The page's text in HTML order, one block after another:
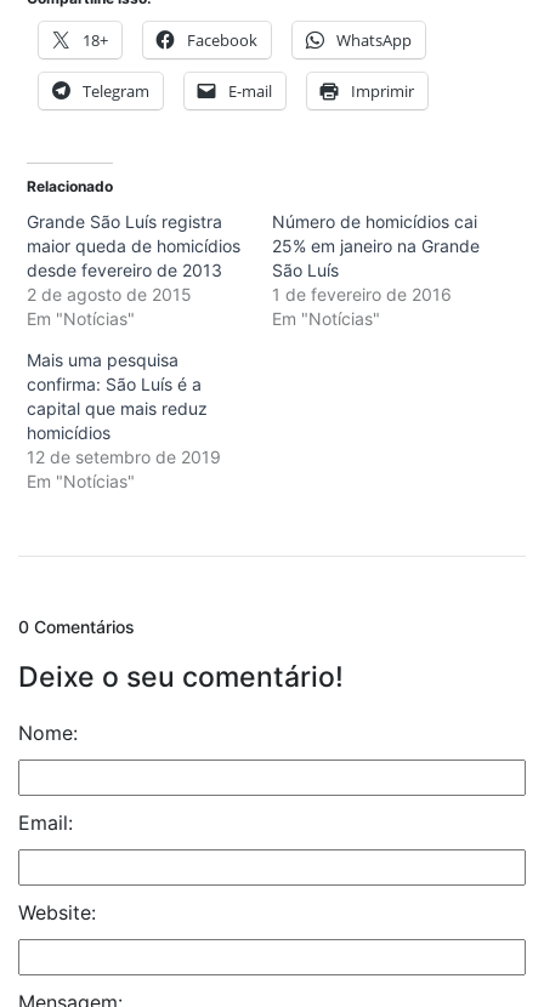
18+ Facebook WhatsApp
Telegram E-mail Imprimir
Relacionado
Grande São Luís registra
maior queda de homicídios
desde fevereiro de 2013
2 de agosto de 2015
Em "Notícias"
Número de homicídios cai
25% em janeiro na Grande
São Luís
1 de fevereiro de 2016
Em "Notícias"
Mais uma pesquisa
confirma: São Luís é a
capital que mais reduz
homicídios
12 de setembro de 2019
Em "Notícias"
0 Comentários
Deixe o seu comentário!
Nome:
Email:
Website:
Mensagem: